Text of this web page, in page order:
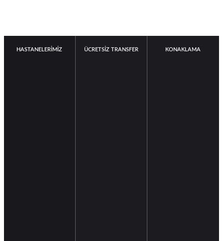
HASTANELERİMİZ ÜCRETSİZ TRANSFER KONAKLAMA